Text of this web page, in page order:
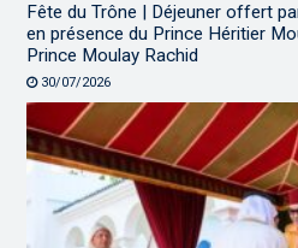
Fête du Trône | Déjeuner offert
en présence du Prince Héritier
Prince Moulay Rachid
30/07/2026